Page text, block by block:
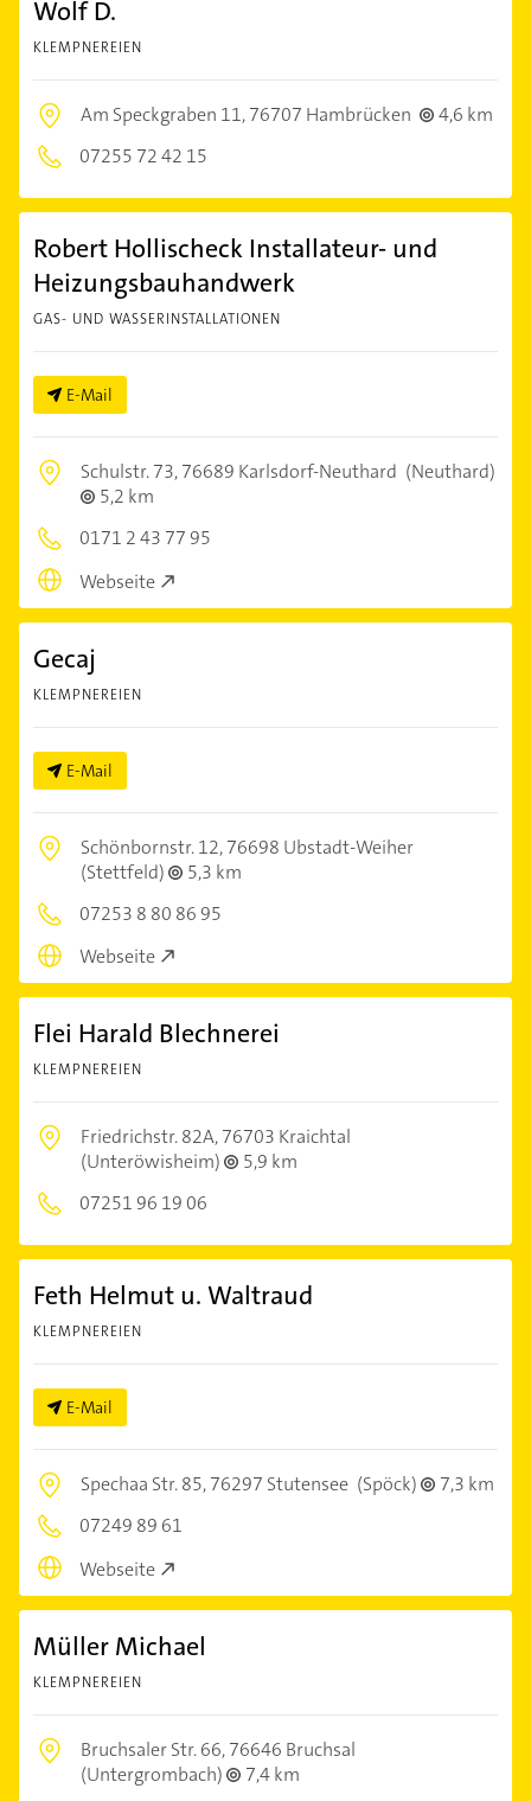
Wolf D.
KLEMPNEREIEN
Am Speckgraben 11,76707 Hambrücken
4,6 km
07255 72 42 15
Robert Hollischeck Installateur- und
Heizungsbauhandwerk
GAS- UND WASSERINSTALLATIONEN
E-Mail
Schulstr. 73,76689 Karlsdorf-Neuthard (Neuthard)
5,2 km
0171 2 43 77 95
Webseite
Gecaj
KLEMPNEREIEN
E-Mail
Schönbornstr. 12,76698 Ubstadt-Weiher
(Stettfeld)
5,3 km
07253 8 80 86 95
Webseite
Flei Harald Blechnerei
KLEMPNEREIEN
Friedrichstr. 82A,76703 Kraichtal
(Unteröwisheim)
5,9 km
07251 96 19 06
Feth Helmut u. Waltraud
KLEMPNEREIEN
E-Mail
Spechaa Str. 85,76297 Stutensee (Spöck)
7,3 km
07249 89 61
Webseite
Müller Michael
KLEMPNEREIEN
Bruchsaler Str. 66,76646 Bruchsal
(Untergrombach)
7,4 km